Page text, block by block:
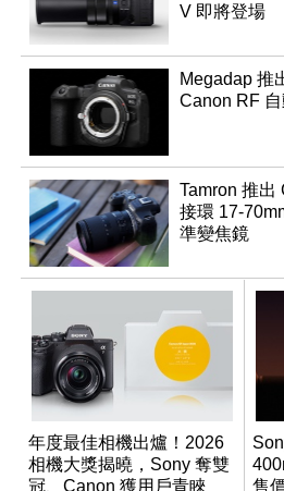
V 即將登場
Megadap 推
Canon RF
Tamron 推出
接環 17-
準變焦鏡
年度最佳相機出爐！2026
相機大獎揭曉，Sony 奪雙
冠、Canon 獲用戶青睞
售